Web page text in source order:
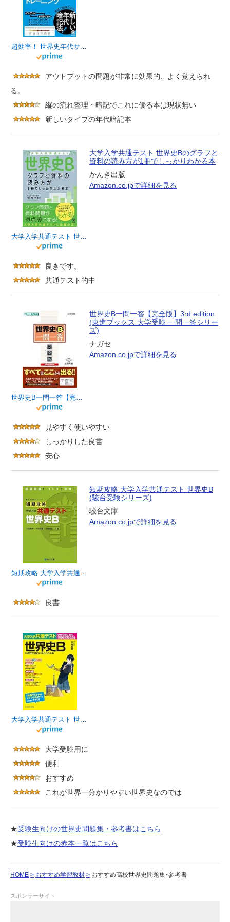
超効率！ 世界史年代サーキットトレーニング
アウトプットの問題が非常に効果的、よく覚えられ
る。
縦の流れ整理・暗記でこれに優る本は現状無い
新しいタイプの年代暗記本
大学入学共通テスト 世界史Bのグラフと資料の読み方が1冊でしっかりわかる本
大学入学共通テスト 世界史Bのグラフと
資料の読み方が1冊でしっかりわかる本
かんき出版
Amazon.co.jpで詳細を見る
良きです。
共通テスト的中
世界史B一問一答【完全版】3rd edition (東進ブックス 大学受験 一問一答シリーズ)
世界史B一問一答【完全版】3rd edition
(東進ブックス 大学受験 一問一答シリー
ズ)
ナガセ
Amazon.co.jpで詳細を見る
見やすく使いやすい
しっかりした良書
安心
短期攻略 大学入学共通テスト 世界史B (駿台受験シリーズ)
短期攻略 大学入学共通テスト 世界史B
(駿台受験シリーズ)
駿台文庫
Amazon.co.jpで詳細を見る
良書
大学入学共通テスト 世界史Ｂの点数が面白いほどとれる本 面白いほどシリーズ
大学受験用に
便利
おすすめ
これが世界一分かりやすい世界史なのでは
★受験生向けの世界史問題集・参考書はこちら
★受験生向けの赤本一覧はこちら
HOME おすすめ学習教材 おすすめ高校世界史問題集･参考書
スポンサーサイト